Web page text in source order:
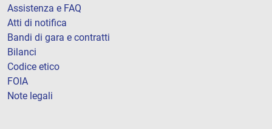
Assistenza e FAQ
Atti di notifica
Bandi di gara e contratti
Bilanci
Codice etico
FOIA
Note legali